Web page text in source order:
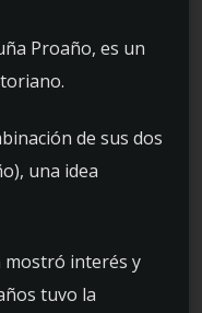
Proaño, es un
de sus dos
una idea
mostró interés y
tuvo la